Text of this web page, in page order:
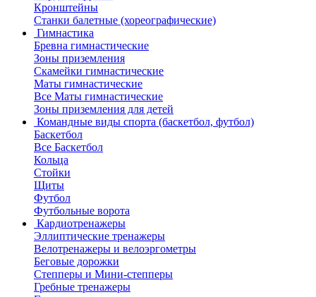
Кронштейны
Станки балетные (хореографические)
Гимнастика
Бревна гимнастические
Зоны приземления
Скамейки гимнастические
Маты гимнастические
Все Маты гимнастические
Зоны приземления для детей
Командные виды спорта (баскетбол, футбол)
Баскетбол
Все Баскетбол
Кольца
Стойки
Щиты
Футбол
Футбольные ворота
Кардиотренажеры
Эллиптические тренажеры
Велотренажеры и велоэргометры
Беговые дорожки
Степперы и Мини-степперы
Гребные тренажеры